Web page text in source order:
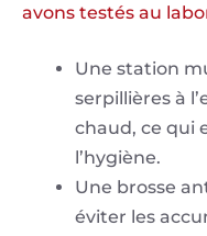
avons testés au
Une station
serpillières à
chaud, ce qui
l’hygiène.
Une brosse
éviter les